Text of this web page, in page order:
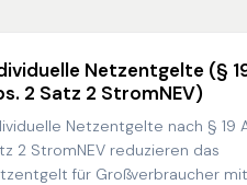
Netzentgelte (§
2 Satz 2 StromNEV)
Netzentgelte nach § 19
2 StromNEV reduzieren das
für Großverbraucher